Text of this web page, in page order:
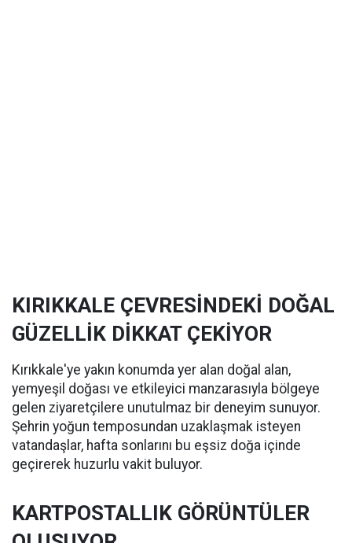
KIRIKKALE ÇEVRESİNDEKİ DOĞAL
GÜZELLİK DİKKAT ÇEKİYOR
Kırıkkale'ye yakın konumda yer alan doğal alan,
yemyeşil doğası ve etkileyici manzarasıyla bölgeye
gelen ziyaretçilere unutulmaz bir deneyim sunuyor.
Şehrin yoğun temposundan uzaklaşmak isteyen
vatandaşlar, hafta sonlarını bu eşsiz doğa içinde
geçirerek huzurlu vakit buluyor.
KARTPOSTALLIK GÖRÜNTÜLER